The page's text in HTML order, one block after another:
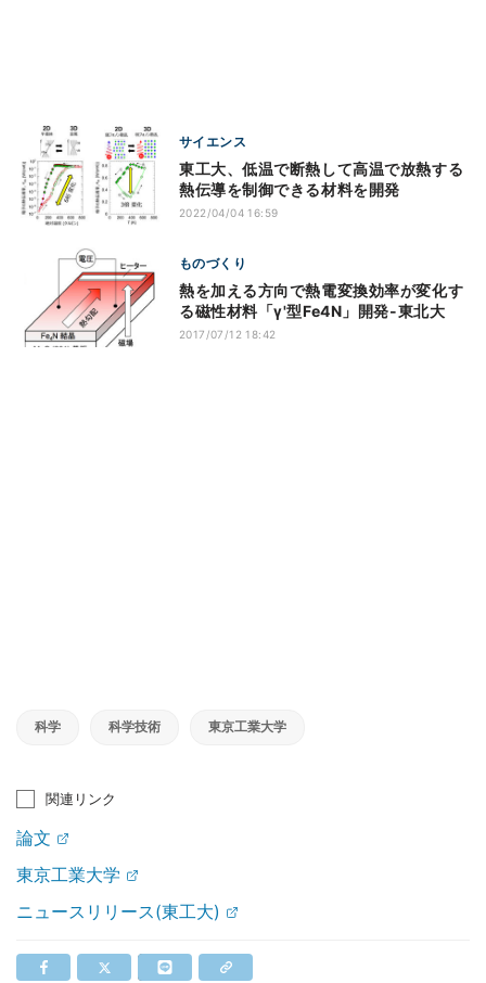
サイエンス
東工大、低温で断熱して高温で放熱する
熱伝導を制御できる材料を開発
2022/04/04 16:59
ものづくり
熱を加える方向で熱電変換効率が変化す
る磁性材料「γ'型Fe4N」開発-東北大
2017/07/12 18:42
科学 科学技術 東京工業大学
関連リンク
論文
東京工業大学
ニュースリリース(東工大)